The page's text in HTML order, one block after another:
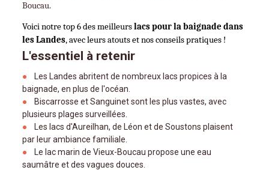
Boucau.
Voici notre top 6 des meilleurs lacs pour la baignade dans
les Landes, avec leurs atouts et nos conseils pratiques !
L'essentiel à retenir
Les Landes abritent de nombreux lacs propices à la
baignade, en plus de l'océan.
Biscarrosse et Sanguinet sont les plus vastes, avec
plusieurs plages surveillées.
Les lacs d'Aureilhan, de Léon et de Soustons plaisent
par leur ambiance familiale.
Le lac marin de Vieux-Boucau propose une eau
saumâtre et des vagues douces.